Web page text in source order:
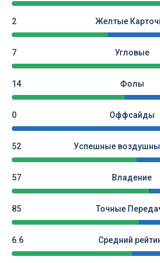
2 Желтые
7 Угловые
14 Фолы
0 Оффсайды
52 Успешные
57 Владение
85 Точные
6.6 Средний